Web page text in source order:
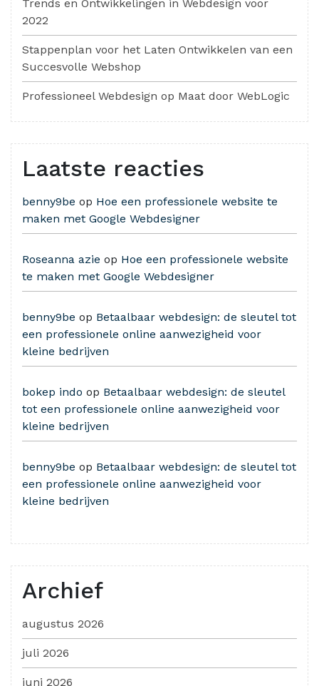
Trends en Ontwikkelingen in Webdesign voor
2022
Stappenplan voor het Laten Ontwikkelen van een
Succesvolle Webshop
Professioneel Webdesign op Maat door WebLogic
Laatste reacties
benny9be op Hoe een professionele website te
maken met Google Webdesigner
Roseanna azie op Hoe een professionele website
te maken met Google Webdesigner
benny9be op Betaalbaar webdesign: de sleutel tot
een professionele online aanwezigheid voor
kleine bedrijven
bokep indo op Betaalbaar webdesign: de sleutel
tot een professionele online aanwezigheid voor
kleine bedrijven
benny9be op Betaalbaar webdesign: de sleutel tot
een professionele online aanwezigheid voor
kleine bedrijven
Archief
augustus 2026
juli 2026
juni 2026